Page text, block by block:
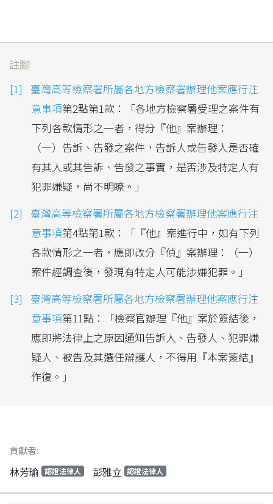
註腳
臺灣高等檢察署所屬各地方檢察署辦理他案應行注
意事項第2點第1款：「各地方檢察署受理之案件有
下列各款情形之一者，得分『他』案辦理：
（一）告訴、告發之案件，告訴人或告發人是否確
有其人或其告訴、告發之事實，是否涉及特定人有
犯罪嫌疑，尚不明瞭。」
臺灣高等檢察署所屬各地方檢察署辦理他案應行注
意事項第4點第1款：「『他』案進行中，如有下列
各款情形之一者，應即改分『偵』案辦理：（一）
案件經調查後，發現有特定人可能涉嫌犯罪。」
臺灣高等檢察署所屬各地方檢察署辦理他案應行注
意事項第11點：「檢察官辦理『他』案於簽結後，
應即將法律上之原因通知告訴人、告發人、犯罪嫌
疑人、被告及其選任辯護人，不得用『本案簽結』
作復。」
貢獻者:
林芳瑜 認證法律人 彭雅立 認證法律人